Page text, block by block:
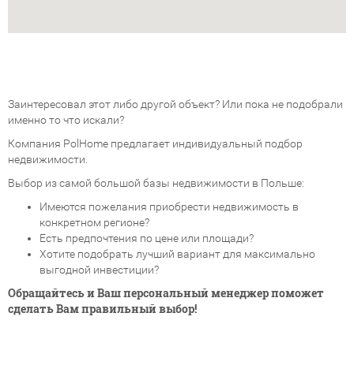
Заинтересовал этот либо другой объект? Или пока не подобрали
именно то что искали?
Компания PolHome предлагает индивидуальный подбор
недвижимости.
Выбор из самой большой базы недвижимости в Польше:
Имеются пожелания приобрести недвижимость в
конкретном регионе?
Есть предпочтения по цене или площади?
Хотите подобрать лучший вариант для максимально
выгодной инвестиции?
Обращайтесь и Ваш персональный менеджер поможет
сделать Вам правильный выбор!